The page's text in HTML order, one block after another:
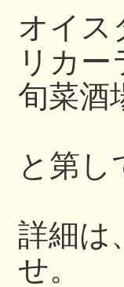
オイス
リカ
旬菜酒
と第し
詳細は
せ。